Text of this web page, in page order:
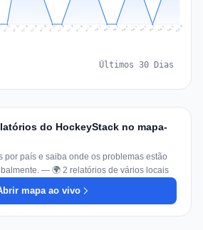
Jul 22 Jul 23 Jul 24 Jul 25 Jul 26 Jul 27 Jul 28 Jul 29 Jul 30 Jul 31 Aug 1 Aug 2 Aug 3 Aug 4 Aug 5 Aug 6 Aug 7 Aug 8 Aug 9 Aug 10
Últimos 30 Dias
do HockeyStack no mapa-
por país e saiba onde os problemas estão
— 🌍 2 relatórios de vários locais
mapa ao vivo